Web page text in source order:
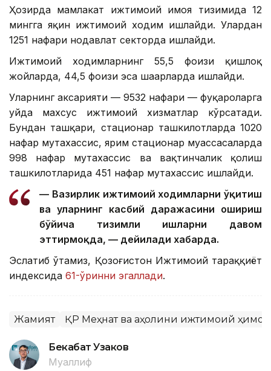
Ҳозирда мамлакат ижтимоий ҳимоя тизимида 12
мингга яқин ижтимоий ходим ишлайди. Улардан
1251 нафари нодавлат секторда ишлайди.
Ижтимоий ходимларнинг 55,5 фоизи қишлоқ
жойларда, 44,5 фоизи эса шаҳарларда ишлайди.
Уларнинг аксарияти — 9532 нафари — фуқароларга
уйда махсус ижтимоий хизматлар кўрсатади.
Бундан ташқари, стационар ташкилотларда 1020
нафар мутахассис, ярим стационар муассасаларда
998 нафар мутахассис ва вақтинчалик қолиш
ташкилотларида 451 нафар мутахассис ишлайди.
— Вазирлик ижтимоий ходимларни ўқитиш
ва уларнинг касбий даражасини ошириш
бўйича тизимли ишларни давом
эттирмоқда, — дейилади хабарда.
Эслатиб ўтамиз, Қозоғистон Ижтимоий тараққиёт
индексида 61-ўринни эгаллади.
Жамият ҚР Меҳнат ва аҳолини ижтимоий
Бекабат Узаков
Муаллиф